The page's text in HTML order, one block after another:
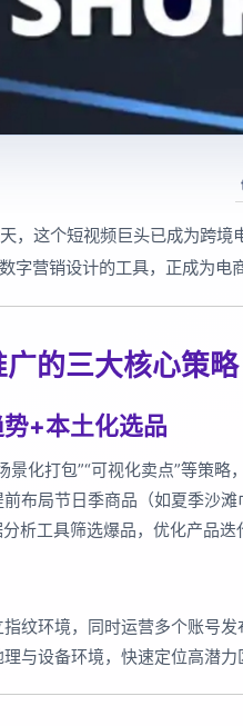
，这个短视频巨头已成为跨境
字营销设计的工具，正成为电
的三大核心策略
+本土化选品
景化打包”“可视化卖点”等策略
布局节日季商品（如夏季沙滩
析工具筛选爆品，优化产品迭
纹环境，同时运营多个账号发
与设备环境，快速定位高潜力